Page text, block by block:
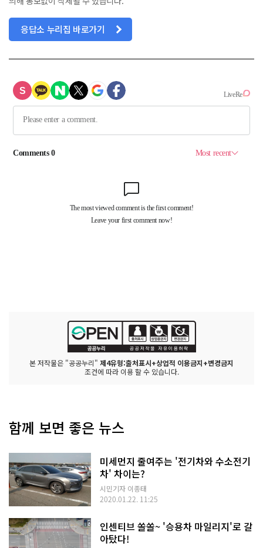
응답소 누리집 바로가기
본 저작물은 "공공누리" 제4유형:출처표시+상업적 이용금지+변경금지
조건에 따라 이용 할 수 있습니다.
함께 보면 좋은 뉴스
미세먼지 줄여주는 '전기차와 수소전기
차' 차이는?
시민기자 이종태
2020.01.22. 11:25
인센티브 쏠쏠~ '승용차 마일리지'로 갈
아탔다!